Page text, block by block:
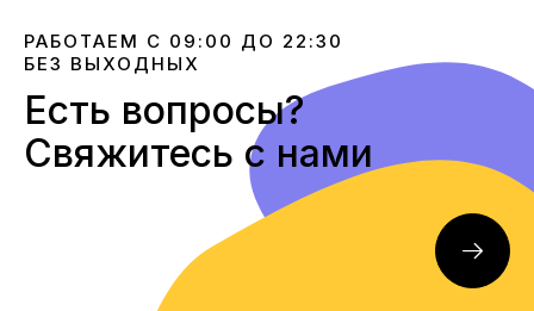
РАБОТАЕМ С 09:00 ДО 22:30
БЕЗ ВЫХОДНЫХ
Есть вопросы?
Свяжитесь с нами